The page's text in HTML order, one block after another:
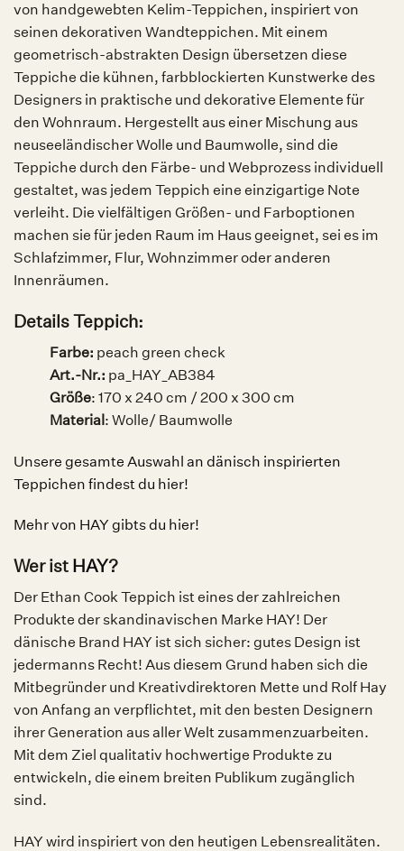
von handgewebten Kelim-Teppichen, inspiriert von
seinen dekorativen Wandteppichen. Mit einem
geometrisch-abstrakten Design übersetzen diese
Teppiche die kühnen, farbblockierten Kunstwerke des
Designers in praktische und dekorative Elemente für
den Wohnraum. Hergestellt aus einer Mischung aus
neuseeländischer Wolle und Baumwolle, sind die
Teppiche durch den Färbe- und Webprozess individuell
gestaltet, was jedem Teppich eine einzigartige Note
verleiht. Die vielfältigen Größen- und Farboptionen
machen sie für jeden Raum im Haus geeignet, sei es im
Schlafzimmer, Flur, Wohnzimmer oder anderen
Innenräumen.
Details Teppich:
Farbe: peach green check
Art.-Nr.: pa_HAY_AB384
Größe: 170 x 240 cm / 200 x 300 cm
Material: Wolle/ Baumwolle
Unsere gesamte Auswahl an dänisch inspirierten
Teppichen findest du hier!
Mehr von HAY gibts du hier!
Wer ist HAY?
Der Ethan Cook Teppich ist eines der zahlreichen
Produkte der skandinavischen Marke HAY! Der
dänische Brand HAY ist sich sicher: gutes Design ist
jedermanns Recht! Aus diesem Grund haben sich die
Mitbegründer und Kreativdirektoren Mette und Rolf Hay
von Anfang an verpflichtet, mit den besten Designern
ihrer Generation aus aller Welt zusammenzuarbeiten.
Mit dem Ziel qualitativ hochwertige Produkte zu
entwickeln, die einem breiten Publikum zugänglich
sind.
HAY wird inspiriert von den heutigen Lebensrealitäten.